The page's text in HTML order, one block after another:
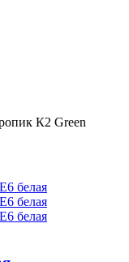
К2 Green